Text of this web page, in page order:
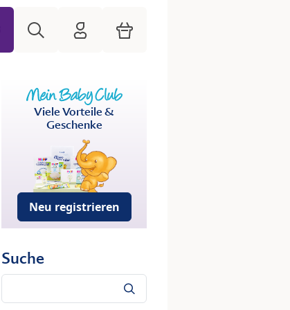
HiPP Mein Babyclub
Warenkorb
Viele Vorteile &
Geschenke
Neu registrieren
Suche